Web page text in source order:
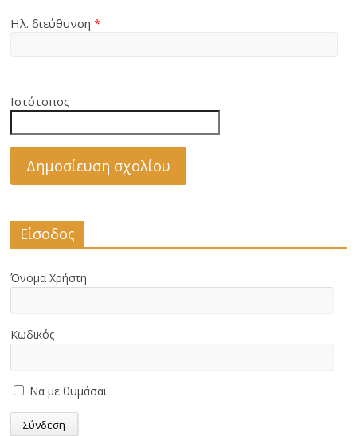
Ηλ. διεύθυνση*
Ιστότοπος
Είσοδος
Όνομα Χρήστη
Κωδικός
Να με θυμάσαι